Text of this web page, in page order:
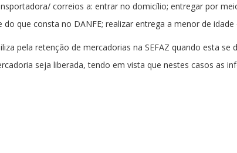
correios a: entrar no domicílio; entregar por
que consta no DANFE; realizar entrega a menor de
pela retenção de mercadorias na SEFAZ quando esta
seja liberada, tendo em vista que nestes casos as